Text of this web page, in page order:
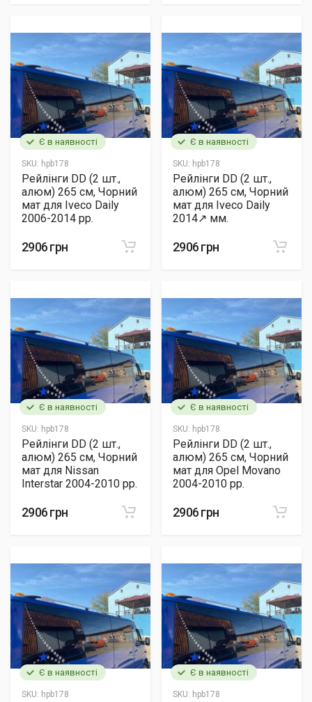
Є в наявності
SKU: hpb178
Рейлінги DD (2 шт.,
алюм) 265 см, Чорний
мат для Iveco Daily
2006-2014 рр.
2906 грн
Є в наявності
SKU: hpb178
Рейлінги DD (2 шт.,
алюм) 265 см, Чорний
мат для Iveco Daily
2014↗ мм.
2906 грн
Є в наявності
SKU: hpb178
Рейлінги DD (2 шт.,
алюм) 265 см, Чорний
мат для Nissan
Interstar 2004-2010 рр.
2906 грн
Є в наявності
SKU: hpb178
Рейлінги DD (2 шт.,
алюм) 265 см, Чорний
мат для Opel Movano
2004-2010 рр.
2906 грн
Є в наявності
SKU: hpb178
Є в наявності
SKU: hpb178